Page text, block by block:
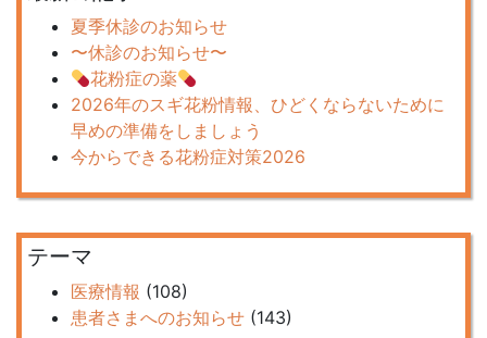
夏季休診のお知らせ
〜休診のお知らせ〜
花粉症の薬
2026年のスギ花粉情報、ひどくならないために
早めの準備をしましょう
今からできる花粉症対策2026
テーマ
医療情報 (108)
患者さまへのお知らせ (143)